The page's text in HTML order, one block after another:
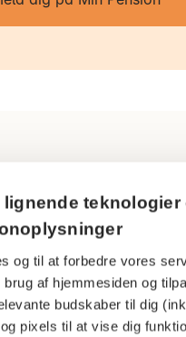
teknologier
og til at forbedre vores
af hjemmesiden og
budskaber til dig
pixels til at vise dig
Ring til os
Åbningstider
Man-tors: 09.00-16.00
Fredag: 09.00-15.00